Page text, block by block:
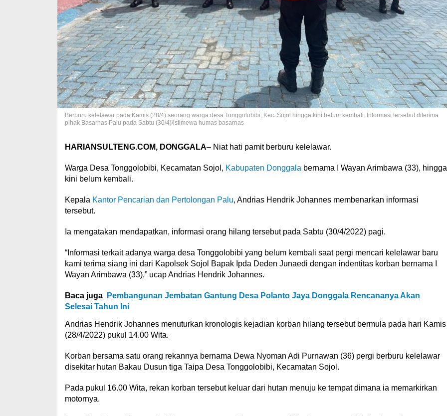
Berburu kelelawar pada Kamis (28/4) seorang warga desa Tonggolobibi, Kec. Sojol hingga kini belum kembali. Informasi tersebut diterima
pihak Basarnas Palu pada Sabtu (30/4)/istimewa humas basarnas
HARIANSULTENG.COM, DONGGALA– Niat hati pamit berburu kelelawar.
Warga Desa Tonggolobibi, Kecamatan Sojol, Kabupaten Donggala bernama I Wayan Arimbawa (33), hingga
kini belum kembali.
Kepala Kantor Pencarian dan Pertolongan Palu, Andrias Hendrik Johannes membenarkan informasi
tersebut.
Ia mengatakan mendapatkan, informasi orang hilang tersebut pada Sabtu (30/4/2022) pagi.
“Informasi terkait adanya warga desa Tonggolobibi yang belum kembali saat pergi mencari kelelawar baru
kami terima siang ini dari Kapolsek Sojol Bapak Ipda Deden Junaedi dengan indentitas korban bernama I
Wayan Arimbawa (33),” ucap Andrias Hendrik Johannes.
Baca juga
Pembangunan Jembatan Gantung Desa Polanto Jaya Donggala Rencananya Akan
Selesai Tahun Ini
Andrias Hendrik Johannes menuturkan kronologis kejadian korban hilang tersebut bermula pada hari Kamis
(28/4/2022) pukul 14.00 Wita.
Korban bersama satu orang rekannya bernama Dewa Nyoman Adi Purnawan (36) pergi berburu kelelawar
disekitar hutan Bakau Dusun tiga Taipa Desa Tonggolobibi, Kecamatan Sojol.
Pada pukul 16.00 Wita, rekan korban tersebut keluar dari hutan menuju ke tempat dimana ia memarkirkan
motornya.